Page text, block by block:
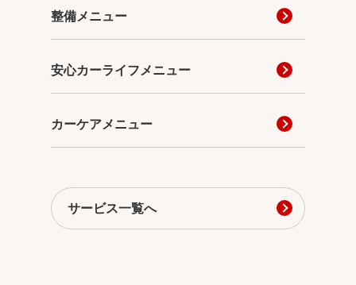
整備メニュー
安心カーライフメニュー
カーケアメニュー
サービス一覧へ